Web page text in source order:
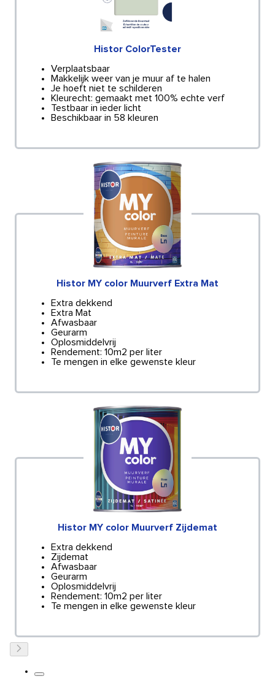
Histor ColorTester
Verplaatsbaar
Makkelijk weer van je muur af te halen
Je hoeft niet te schilderen
Kleurecht: gemaakt met 100% echte verf
Testbaar in ieder licht
Beschikbaar in 58 kleuren
Histor MY color Muurverf Extra Mat
Extra dekkend
Extra Mat
Afwasbaar
Geurarm
Oplosmiddelvrij
Rendement: 10m2 per liter
Te mengen in elke gewenste kleur
Histor MY color Muurverf Zijdemat
Extra dekkend
Zijdemat
Afwasbaar
Geurarm
Oplosmiddelvrij
Rendement: 10m2 per liter
Te mengen in elke gewenste kleur